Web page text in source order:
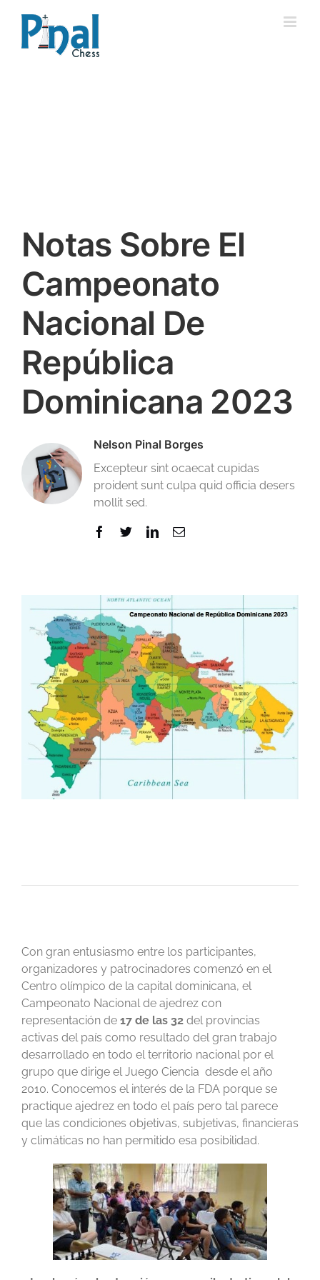
contenido
Notas Sobre El
Campeonato
Nacional De
República
Dominicana 2023
Nelson Pinal Borges
Excepteur sint ocaecat cupidas
proident sunt culpa quid officia desers
mollit sed.
Con gran entusiasmo entre los participantes,
organizadores y patrocinadores comenzó en el
Centro olímpico de la capital dominicana, el
Campeonato Nacional de ajedrez con
representación de 17 de las 32del provincias
activas del país como resultado del gran trabajo
desarrollado en todo el territorio nacional por el
grupo que dirige el Juego Ciencia desde el año
2010. Conocemos el interés de la FDA porque se
practique ajedrez en todo el país pero tal parece
que las condiciones objetivas, subjetivas, financieras
y climáticas no han permitido esa posibilidad.